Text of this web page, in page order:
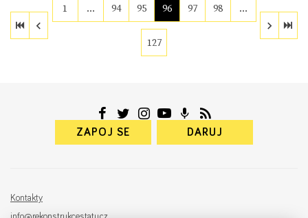
1 … 94 95 96 97 98 …
127
ZAPOJ SE DARUJ
Kontakty